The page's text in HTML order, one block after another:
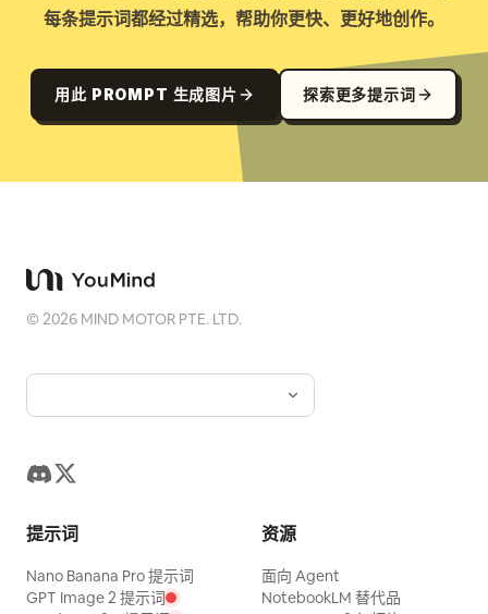
每条提示词都经过精选，帮助你更快、更好地创作。
用此 PROMPT 生成图片 探索更多提示词
©2026 MIND MOTOR PTE. LTD.
提示词
Nano Banana Pro 提示词
GPT Image 2 提示词
资源
面向 Agent
NotebookLM 替代品